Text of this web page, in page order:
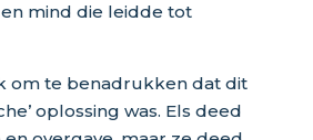
mind die leidde tot
om te benadrukken dat dit
oplossing was. Els deed